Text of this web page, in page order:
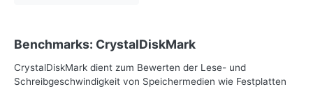
Benchmarks: CrystalDiskMark
CrystalDiskMark dient zum Bewerten der Lese- und
Schreibgeschwindigkeit von Speichermedien wie Festplatten